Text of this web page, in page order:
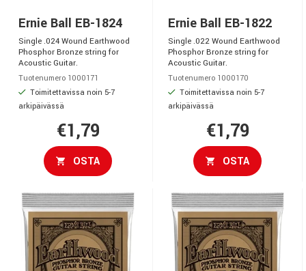
Ernie Ball EB-1824
Single .024 Wound Earthwood
Phosphor Bronze string for
Acoustic Guitar.
Tuotenumero 1000171
Toimitettavissa noin 5-7
arkipäivässä
€1,79
OSTA
Ernie Ball EB-1822
Single .022 Wound Earthwood
Phosphor Bronze string for
Acoustic Guitar.
Tuotenumero 1000170
Toimitettavissa noin 5-7
arkipäivässä
€1,79
OSTA